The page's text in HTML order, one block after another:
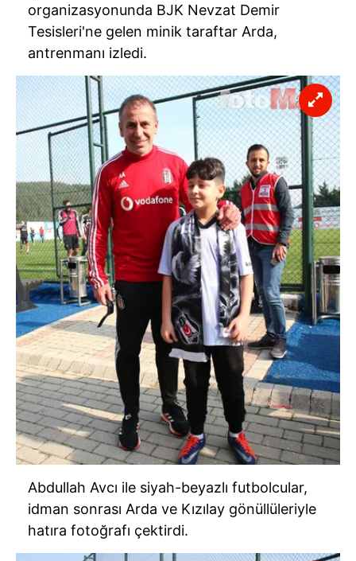
organizasyonunda BJK Nevzat Demir
Tesisleri'ne gelen minik taraftar Arda,
antrenmanı izledi.
Abdullah Avcı ile siyah-beyazlı futbolcular,
idman sonrası Arda ve Kızılay gönüllüleriyle
hatıra fotoğrafı çektirdi.